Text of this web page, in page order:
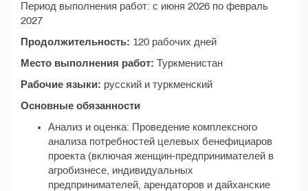
Период выполнения работ: с июня 2026 по февраль
2027
Продолжительность: 120 рабочих дней
Место выполнения работ: Туркменистан
Рабочие языки: русский и туркменский
Основные обязанности
Анализ и оценка: Проведение комплексного
анализа потребностей целевых бенефициаров
проекта (включая женщин-предпринимателей в
агробизнесе, индивидуальных
предпринимателей, арендаторов и дайханские